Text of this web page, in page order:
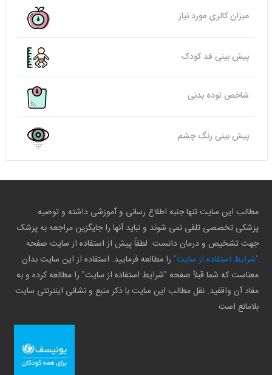
میزان کالری مورد نیاز
پیش بینی قد کودک
شاخص توده بدنی
پیش بینی رنگ چشم
مطالب این سایت تنها جنبه اطلاع رسانی و آموزشی داشته و توصیه
پزشکی تخصصی تلقی نمی شوند و نباید آنها را جایگزین مراجعه به پزشک
جهت تشخیص و درمان دانست. لطفاً پیش از استفاده از سایت صفحه
"شرایط استفاده از سایت" را مطالعه فرمایید. استفاده از این سایت بدان
معناست که شما قبلاً صفحه "شرایط استفاده از سایت" را مطالعه کرده و به
مفاد آن واقفید. نقل مطالب این سایت با ذکر منبع و نشانی اینترنتی سایت
بلامانع است